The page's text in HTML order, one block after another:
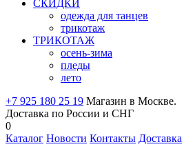
СКИДКИ
одежда для танцев
трикотаж
ТРИКОТАЖ
осень-зима
пледы
лето
+7 925 180 25 19 Магазин в Москве.
Доставка по России и СНГ
0
Каталог Новости Контакты Доставка